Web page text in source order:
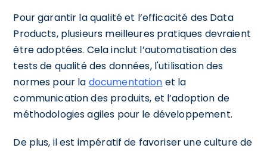
Pour garantir la qualité et l’efficacité des Data
Products, plusieurs meilleures pratiques devraient
être adoptées. Cela inclut l’automatisation des
tests de qualité des données, l'utilisation des
normes pour la documentation et la
communication des produits, et l’adoption de
méthodologies agiles pour le développement.
De plus, il est impératif de favoriser une culture de